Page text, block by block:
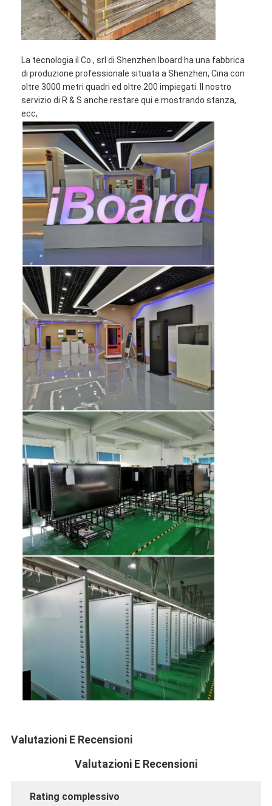
La tecnologia il Co., srl di Shenzhen Iboard ha una fabbrica
di produzione professionale situata a Shenzhen, Cina con
oltre 3000 metri quadri ed oltre 200 impiegati. Il nostro
servizio di R & S anche restare qui e mostrando stanza,
ecc,
Valutazioni E Recensioni
Valutazioni E Recensioni
Rating complessivo